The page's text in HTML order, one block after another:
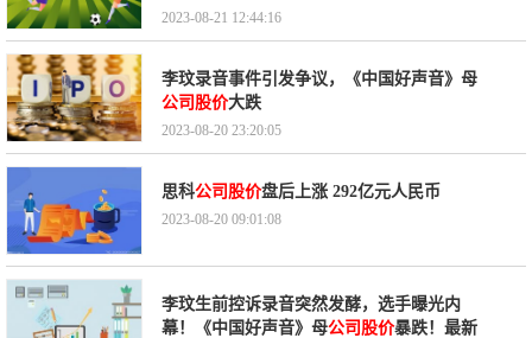
2023-08-21 12:44:16
李玟录音事件引发争议，《中国好声音》母
公司股价大跌
2023-08-20 23:20:05
思科公司股价盘后上涨 292亿元人民币
2023-08-20 09:01:08
李玟生前控诉录音突然发酵，选手曝光内
幕！《中国好声音》母公司股价暴跌！最新